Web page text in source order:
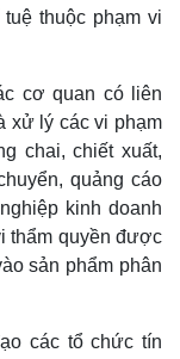
thuộc phạm vi
cơ quan có liên
xử lý các vi phạm
chai, chiết xuất,
quảng cáo
kinh doanh
thẩm quyền được
sản phẩm phân
các tổ chức tín